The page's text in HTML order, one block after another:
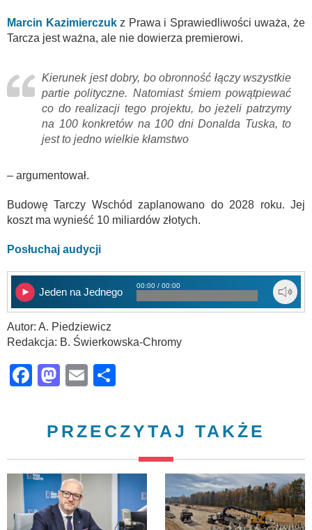
Marcin Kazimierczukz Prawa i Sprawiedliwości uważa, że
Tarcza jest ważna, ale nie dowierza premierowi.
Kierunek jest dobry, bo obronność łączy wszystkie
partie polityczne. Natomiast śmiem powątpiewać
co do realizacji tego projektu, bo jeżeli patrzymy
na 100 konkretów na 100 dni Donalda Tuska, to
jest to jedno wielkie kłamstwo
– argumentował.
Budowę Tarczy Wschód zaplanowano do 2028 roku. Jej
koszt ma wynieść 10 miliardów złotych.
Posłuchaj audycji
Jeden na Jednego
00:00 / 00:00
Autor: A. Piedziewicz
Redakcja: B. Świerkowska-Chromy
Facebook
Mastodon
Email
PRZECZYTAJ TAKŻE